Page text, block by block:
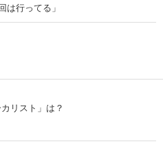
は行ってる」
リスト」は？